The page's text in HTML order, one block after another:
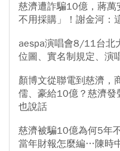
慈濟遭詐騙10億，蔣萬
不用採購」！謝金河：
aespa演唱會8/11台北
位圖、實名制規定、演
顏博文從聯電到慈濟，
儒、豪給10億？慈濟發
也說話
慈濟被騙10億為何5年
當年財報怎麼編…陳時